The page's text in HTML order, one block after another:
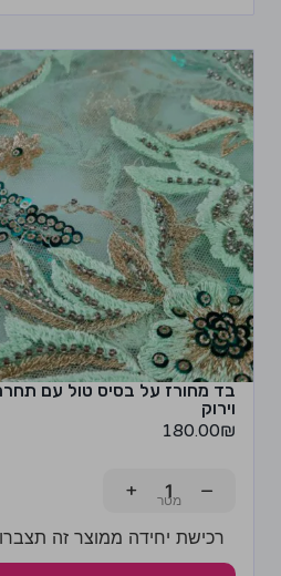
בד מחורז על בסיס טול עם
וירוק
180.00₪
−
+
רכישת יחידה ממוצר זה תצברו 9 נקודות!